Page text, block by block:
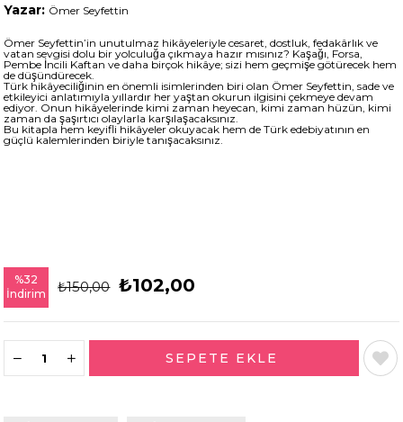
Yazar: Ömer Seyfettin
Ömer Seyfettin’in unutulmaz hikâyeleriyle cesaret, dostluk, fedakârlık ve
vatan sevgisi dolu bir yolculuğa çıkmaya hazır mısınız? Kaşağı, Forsa,
Pembe İncili Kaftan ve daha birçok hikâye; sizi hem geçmişe götürecek hem
de düşündürecek.
Türk hikâyeciliğinin en önemli isimlerinden biri olan Ömer Seyfettin, sade ve
etkileyici anlatımıyla yıllardır her yaştan okurun ilgisini çekmeye devam
ediyor. Onun hikâyelerinde kimi zaman heyecan, kimi zaman hüzün, kimi
zaman da şaşırtıcı olaylarla karşılaşacaksınız.
Bu kitapla hem keyifli hikâyeler okuyacak hem de Türk edebiyatının en
güçlü kalemlerinden biriyle tanışacaksınız.
%32
İndirim
₺150,00 ₺102,00